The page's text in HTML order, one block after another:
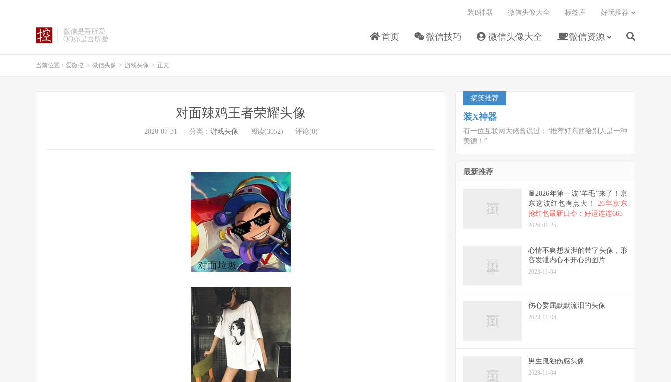
微信是吾所爱
QQ亦是吾所爱
首页 微信技巧 微信头像大全 微信资源
装B神器 微信头像大全 标签库 好玩推荐
当前位置： 爱微控 > 微信头像 > 游戏头像 > 正文
对面辣鸡王者荣耀头像
2020-07-31 分类： 游戏头像 阅读(3052) 评论(0)
搞笑推荐
装X神器
有一位互联网大佬曾说过：“推荐好东西给别人是一种
美德！”
最新推荐
🧧2026年第一波“羊毛”来了！京
东这波红包有点大！ 26年京东
抢红包最新口令：好运连连665
2026-01-25
心情不爽想发泄的带字头像，形
容发泄内心不开心的图片
2023-11-04
伤心委屈默默流泪的头像
2023-11-04
男生孤独伤感头像
2023-11-04